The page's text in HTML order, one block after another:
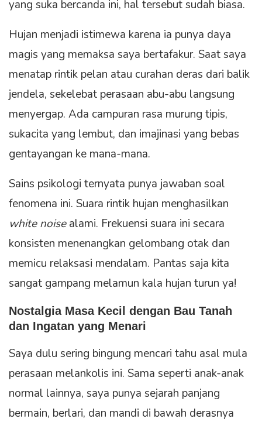
yang suka bercanda ini, hal tersebut sudah biasa.
Hujan menjadi istimewa karena ia punya daya
magis yang memaksa saya bertafakur. Saat saya
menatap rintik pelan atau curahan deras dari balik
jendela, sekelebat perasaan abu-abu langsung
menyergap. Ada campuran rasa murung tipis,
sukacita yang lembut, dan imajinasi yang bebas
gentayangan ke mana-mana.
Sains psikologi ternyata punya jawaban soal
fenomena ini. Suara rintik hujan menghasilkan
white noisealami. Frekuensi suara ini secara
konsisten menenangkan gelombang otak dan
memicu relaksasi mendalam. Pantas saja kita
sangat gampang melamun kala hujan turun ya!
Nostalgia Masa Kecil dengan Bau Tanah
dan Ingatan yang Menari
Saya dulu sering bingung mencari tahu asal mula
perasaan melankolis ini. Sama seperti anak-anak
normal lainnya, saya punya sejarah panjang
bermain, berlari, dan mandi di bawah derasnya